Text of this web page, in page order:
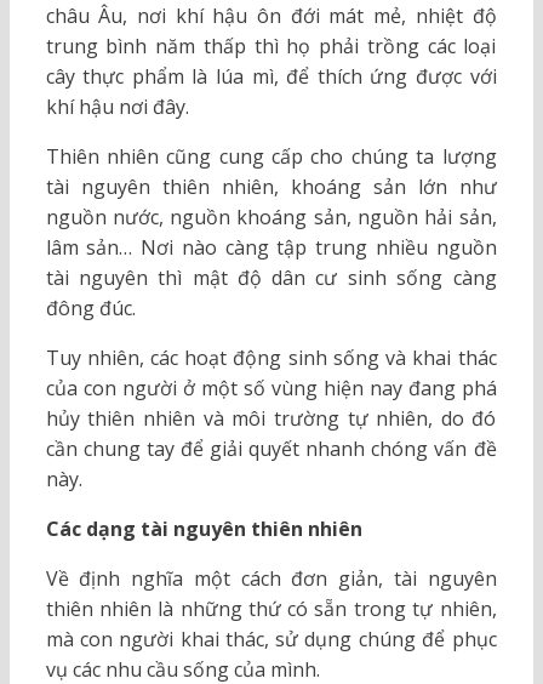
châu Âu, nơi khí hậu ôn đới mát mẻ, nhiệt độ
trung bình năm thấp thì họ phải trồng các loại
cây thực phẩm là lúa mì, để thích ứng được với
khí hậu nơi đây.
Thiên nhiên cũng cung cấp cho chúng ta lượng
tài nguyên thiên nhiên, khoáng sản lớn như
nguồn nước, nguồn khoáng sản, nguồn hải sản,
lâm sản… Nơi nào càng tập trung nhiều nguồn
tài nguyên thì mật độ dân cư sinh sống càng
đông đúc.
Tuy nhiên, các hoạt động sinh sống và khai thác
của con người ở một số vùng hiện nay đang phá
hủy thiên nhiên và môi trường tự nhiên, do đó
cần chung tay để giải quyết nhanh chóng vấn đề
này.
Các dạng tài nguyên thiên nhiên
Về định nghĩa một cách đơn giản, tài nguyên
thiên nhiên là những thứ có sẵn trong tự nhiên,
mà con người khai thác, sử dụng chúng để phục
vụ các nhu cầu sống của mình.